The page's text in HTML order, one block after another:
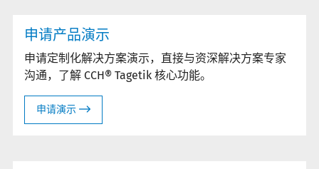
申请产品演示
申请定制化解决方案演示，直接与资深解决方案专家
沟通，了解 CCH® Tagetik 核心功能。
申请演示